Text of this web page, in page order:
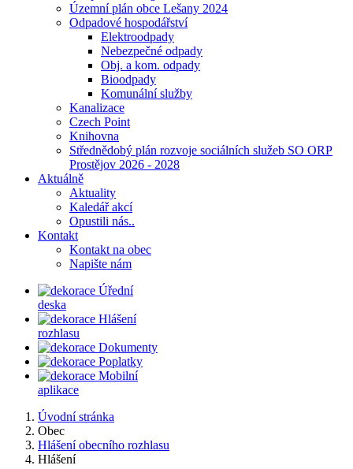
Územní plán obce Lešany 2024
Odpadové hospodářství
Elektroodpady
Nebezpečné odpady
Obj. a kom. odpady
Bioodpady
Komunální služby
Kanalizace
Czech Point
Knihovna
Střednědobý plán rozvoje sociálních služeb SO ORP
Prostějov 2026 - 2028
Aktuálně
Aktuality
Kaledář akcí
Opustili nás..
Kontakt
Kontakt na obec
Napište nám
Úřední
deska
Hlášení
rozhlasu
Dokumenty
Poplatky
Mobilní
aplikace
Úvodní stránka
Obec
Hlášení obecního rozhlasu
Hlášení